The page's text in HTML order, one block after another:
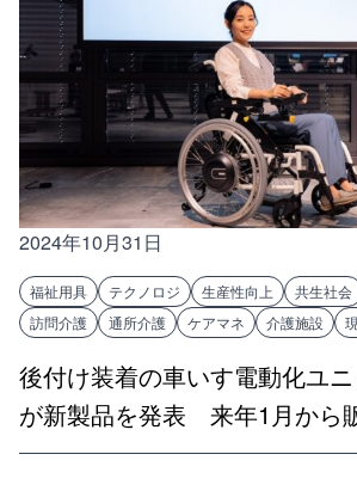
2024年10月31日
福祉用具 テクノロジ 生産性向上 共生社会
訪問介護
通所介護 ケアマネ 介護施設
後付け装着の車いす電動化ユ
が新製品を発表 来年1月から